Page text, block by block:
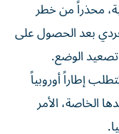
محذراً من خطر
بعد الحصول على
الوضع.
إطاراً أوروبياً
الخاصة، الأمر